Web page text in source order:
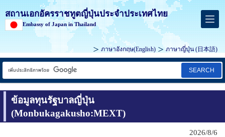
สถานเอกอัครราชทูตญี่ปุ่นประจำประเทศไทย
Embassy of Japan in Thailand
ภาษาอังกฤษ(English) ภาษาญี่ปุ่น (日本語)
SEARCH
ข้อมูลทุนรัฐบาลญี่ปุ่น
(Monbukagakusho:MEXT)
2026/8/6